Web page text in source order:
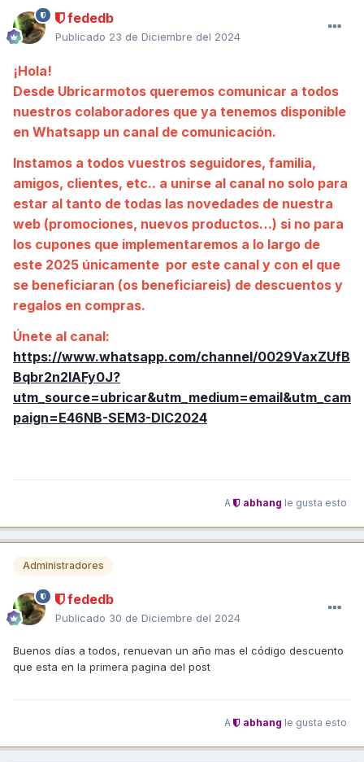
fededb
Publicado 23 de Diciembre del 2024
¡Hola!
Desde Ubricarmotos queremos comunicar a todos
nuestros colaboradores que ya tenemos disponible
en Whatsapp un canal de comunicación.
Instamos a todos vuestros seguidores, familia,
amigos, clientes, etc.. a unirse al canal no solo para
estar al tanto de todas las novedades de nuestra
web (promociones, nuevos productos…) si no para
los cupones que implementaremos a lo largo de
este 2025 únicamente por este canal y con el que
se beneficiaran (os beneficiareis) de descuentos y
regalos en compras.
Únete al canal:
https://www.whatsapp.com/channel/0029VaxZUfB
Bqbr2n2IAFy0J?
utm_source=ubricar&utm_medium=email&utm_cam
paign=E46NB-SEM3-DIC2024
A abhang le gusta esto
Administradores
fededb
Publicado 30 de Diciembre del 2024
Buenos días a todos, renuevan un año mas el código descuento
que esta en la primera pagina del post
A abhang le gusta esto